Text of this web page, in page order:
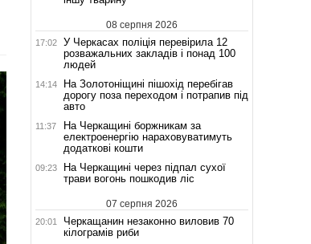
08 серпня 2026
17:02
У Черкасах поліція перевірила 12
розважальних закладів і понад 100
людей
14:14
На Золотоніщині пішохід перебігав
дорогу поза переходом і потрапив під
авто
11:37
На Черкащині боржникам за
електроенергію нараховуватимуть
додаткові кошти
09:23
На Черкащині через підпал сухої
трави вогонь пошкодив ліс
07 серпня 2026
20:01
Черкащанин незаконно виловив 70
кілограмів риби